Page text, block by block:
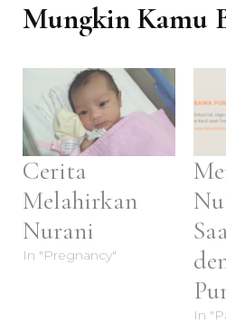
Mungkin Kamu
Cerita
Melahirkan
Nurani
In "Pregnancy"
In